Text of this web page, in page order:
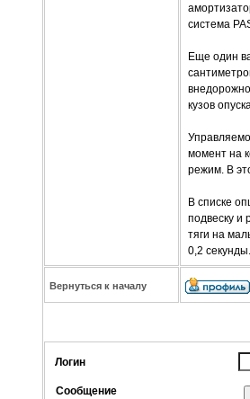
система
Еще один
кузов
момент на
режим. В
В списке
подвеску и
тяги на
0,2 секунды.
Вернуться к началу
Логин
Сообщение